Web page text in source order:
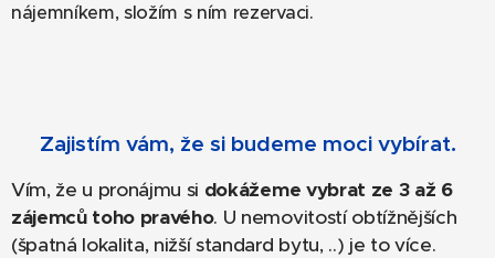
nájemníkem, složím s ním rezervaci.
Zajistím vám, že si budeme moci vybírat.
Vím, že u pronájmu si dokážeme vybrat ze 3 až 6
zájemců toho pravého. U nemovitostí obtížnějších
(špatná lokalita, nižší standard bytu, ..) je to více.